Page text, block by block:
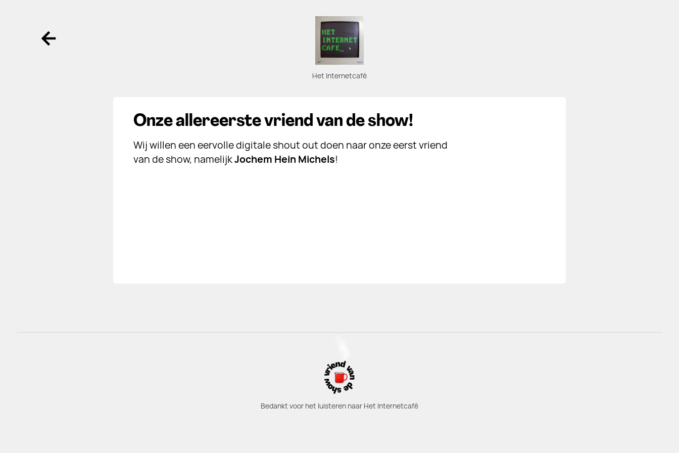
Ga terug
Het Internetcafé
Onze allereerste vriend van de show!
Wij willen een eervolle digitale shout out doen naar onze eerst vriend
van de show, namelijkJochem Hein Michels!
Bedankt voor het luisteren naar Het Internetcafé